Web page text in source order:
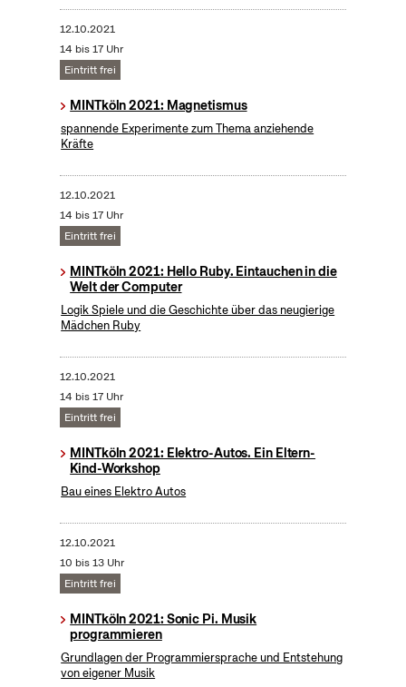
12.10.2021
14 bis 17 Uhr
Eintritt frei
MINTköln 2021: Magnetismus
spannende Experimente zum Thema anziehende
Kräfte
12.10.2021
14 bis 17 Uhr
Eintritt frei
MINTköln 2021: Hello Ruby. Eintauchen in die
Welt der Computer
Logik Spiele und die Geschichte über das neugierige
Mädchen Ruby
12.10.2021
14 bis 17 Uhr
Eintritt frei
MINTköln 2021: Elektro-Autos. Ein Eltern-
Kind-Workshop
Bau eines Elektro Autos
12.10.2021
10 bis 13 Uhr
Eintritt frei
MINTköln 2021: Sonic Pi. Musik
programmieren
Grundlagen der Programmiersprache und Entstehung
von eigener Musik